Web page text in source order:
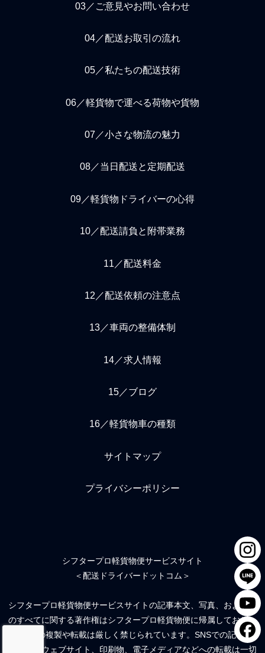
03／ご意見やお問い合わせ
04／配送お取引の流れ
05／私たちの配送技術
06／軽貨物で運べる荷物や貨物
07／小さな物流の魅力
08／当日配送と定期配送
09／軽貨物ドライバーの心得
10／配送請負と附帯業務
11／配送料金
12／配送依頼の注意点
13／車両の整備体制
14／求人情報
15／ブログ
16／軽貨物車の種類
サイトマップ
プライバシーポリシー
シフタープロ軽貨物便サービスサイト
＜配送ドライバードットコム＞
シフタープロ軽貨物便サービスサイトの記事本文、写真、および絵
のすべてに関する著作権はシフタープロ軽貨物便に帰属しており、
無断での複製や転載は厳しく禁じられています。SNSでの記事流
用、他のウェブサイト、印刷物、電子メディアなどへの転載は一切